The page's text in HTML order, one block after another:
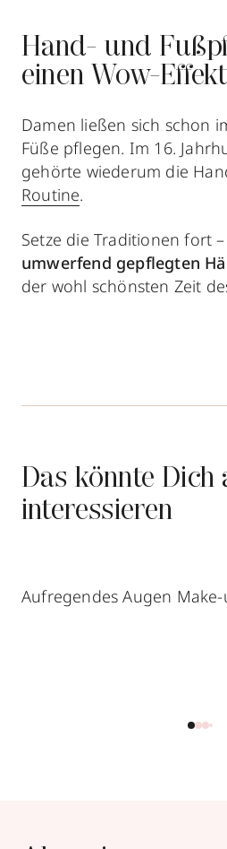
Hand- und
einen Wow-
Damen ließen sich schon
Füße pflegen. Im 16.
gehörte wiederum die
Routine.
Setze die Traditionen fort
umwerfend gepflegten
der wohl schönsten Zeit
Das könnte Dich
interessieren
Aufregendes Augen